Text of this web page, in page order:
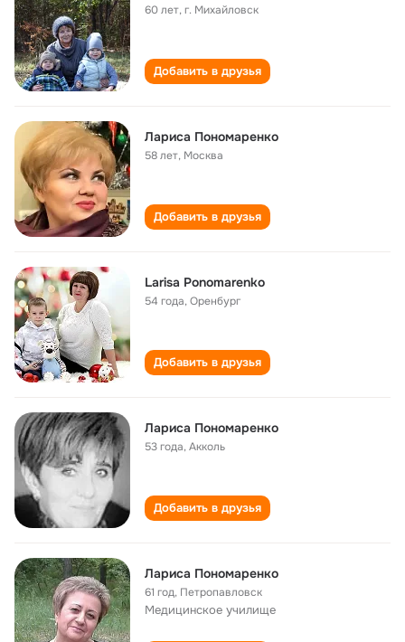
60 лет,г. Михайловск
Добавить в друзья
Лариса Пономаренко
58 лет, Москва
Добавить в друзья
Larisa Ponomarenko
54 года,Оренбург
Добавить в друзья
Лариса Пономаренко
53 года,Акколь
Добавить в друзья
Лариса Пономаренко
61 год, Петропавловск
Медицинское училище